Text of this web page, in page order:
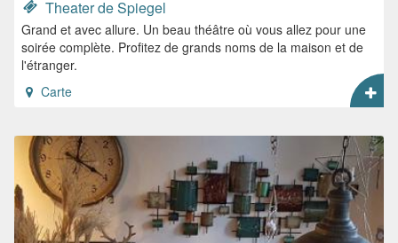
Theater de Spiegel
Grand et avec allure. Un beau théâtre où vous allez pour une
soirée complète. Profitez de grands noms de la maison et de
l'étranger.
Carte